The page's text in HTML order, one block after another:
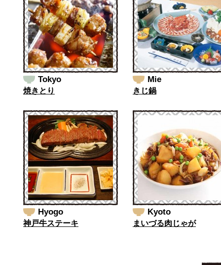
Tokyo
焼きとり
Mie
きじ鍋
Hyogo
神戸牛ステーキ
Kyoto
まいづる肉じゃが